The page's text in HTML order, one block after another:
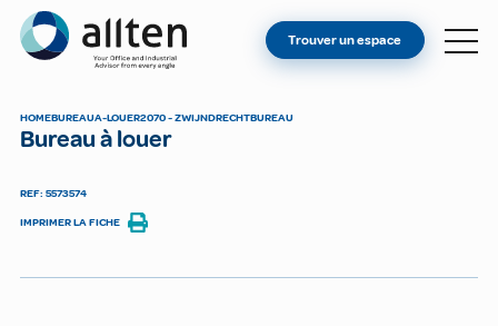
Allten
TROUVER UN ESPACE
Trouver un espace
HOMEBUREAUA-LOUER2070 - ZWIJNDRECHTBUREAU
Bureau à louer
REF: 5573574
IMPRIMER LA FICHE